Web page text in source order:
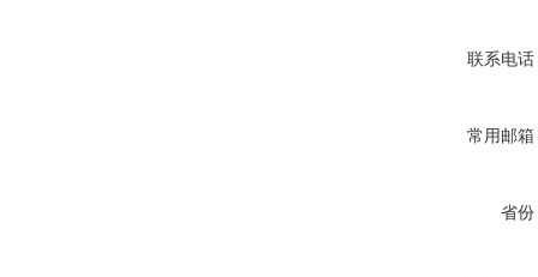
联系电话
常用邮箱
省份